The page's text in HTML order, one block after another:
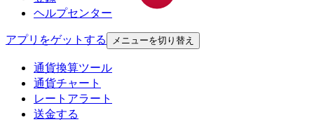
ヘルプセンター
アプリをゲットする
メニューを切り替え
通貨換算ツール
通貨チャート
レートアラート
送金する